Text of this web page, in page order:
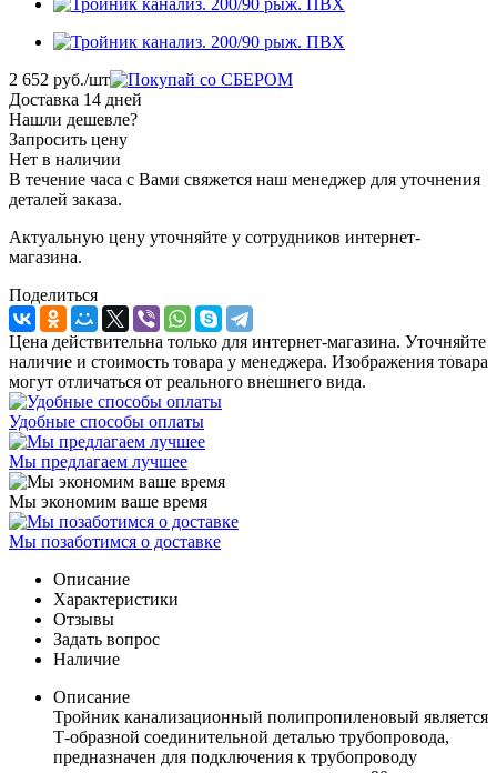
2 652 руб./шт
Доставка 14 дней
Нашли дешевле?
Запросить цену
Нет в наличии
В течение часа с Вами свяжется наш менеджер для уточнения
деталей заказа.
Актуальную цену уточняйте у сотрудников интернет-
магазина.
Поделиться
Цена действительна только для интернет-магазина. Уточняйте
наличие и стоимость товара у менеджера. Изображения товара
могут отличаться от реального внешнего вида.
Удобные способы оплаты
Мы предлагаем лучшее
Мы экономим ваше время
Мы позаботимся о доставке
Описание
Характеристики
Отзывы
Задать вопрос
Наличие
Описание
Тройник канализационный полипропиленовый является
Т-образной соединительной деталью трубопровода,
предназначен для подключения к трубопроводу